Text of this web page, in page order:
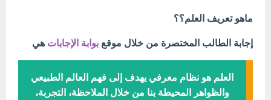
ماهو تعريف العلم؟؟
إجابة الطالب المختصرة من خلال موقع بوابة الإجابات هي
العلم هو نظام معرفي يهدف إلى فهم العالم الطبيعي
والظواهر المحيطة بنا من خلال الملاحظة، التجربة،